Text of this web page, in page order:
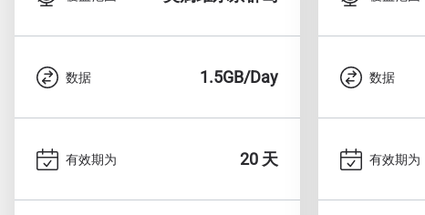
数据 1.5GB/Day
有效期为 20 天
数据
有效期为